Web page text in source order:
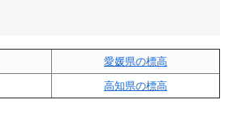
愛媛県の標高
高知県の標高